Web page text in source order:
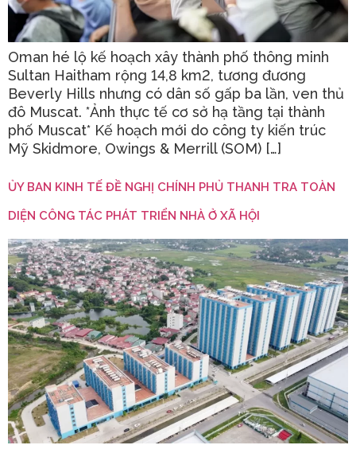
Oman hé lộ kế hoạch xây thành phố thông minh
Sultan Haitham rộng 14,8 km2, tương đương
Beverly Hills nhưng có dân số gấp ba lần, ven thủ
đô Muscat. *Ảnh thực tế cơ sở hạ tầng tại thành
phố Muscat* Kế hoạch mới do công ty kiến trúc
Mỹ Skidmore, Owings & Merrill (SOM) […]
ỦY BAN KINH TẾ ĐỀ NGHỊ CHÍNH PHỦ THANH TRA TOÀN
DIỆN CÔNG TÁC PHÁT TRIỂN NHÀ Ở XÃ HỘI